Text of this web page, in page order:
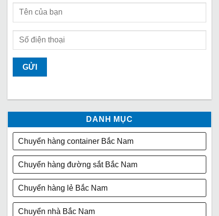
DANH MỤC
Chuyển hàng container Bắc Nam
Chuyển hàng đường sắt Bắc Nam
Chuyển hàng lẻ Bắc Nam
Chuyển nhà Bắc Nam